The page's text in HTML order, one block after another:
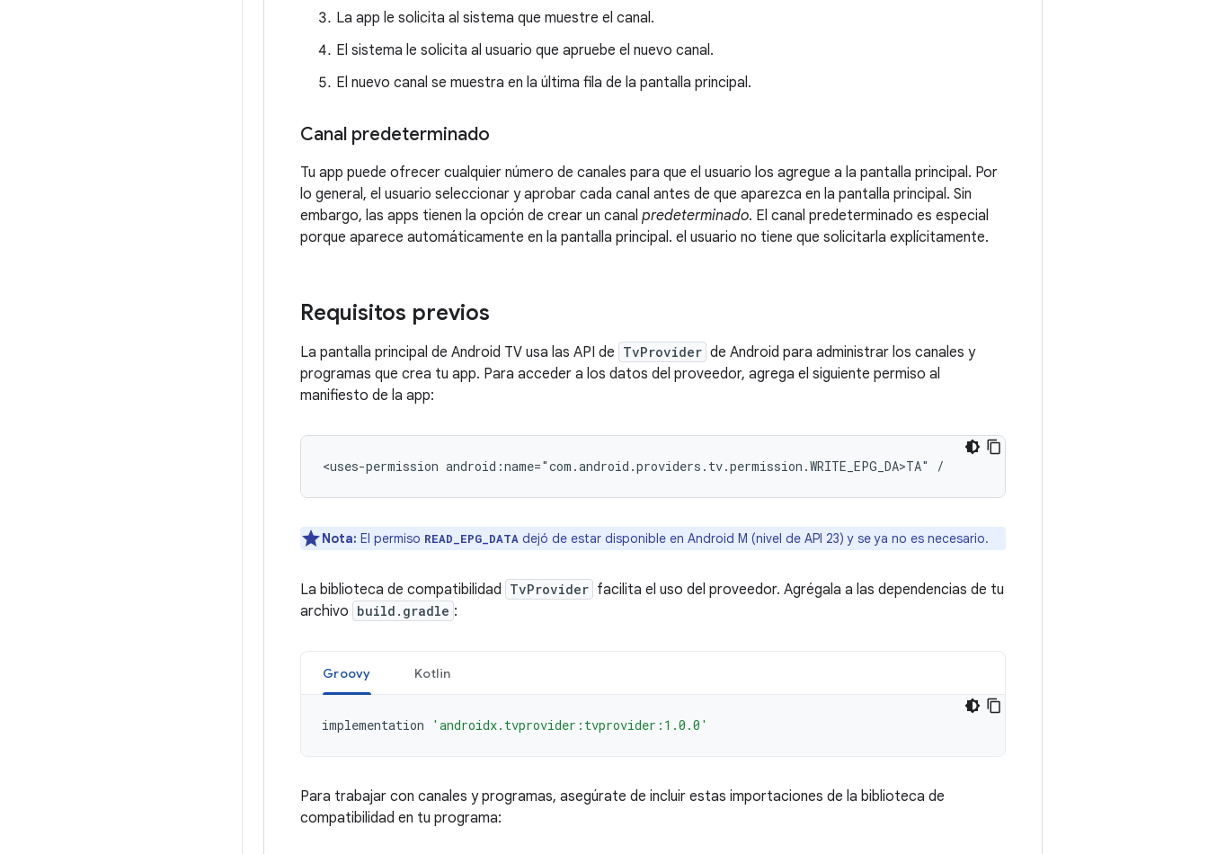
La app le solicita al sistema que muestre el canal.
El sistema le solicita al usuario que apruebe el nuevo canal.
El nuevo canal se muestra en la última fila de la pantalla principal.
Canal predeterminado
Tu app puede ofrecer cualquier número de canales para que el usuario los agregue a la pantalla principal. Por
lo general, el usuario seleccionar y aprobar cada canal antes de que aparezca en la pantalla principal. Sin
embargo, las apps tienen la opción de crear un canal predeterminado. El canal predeterminado es especial
porque aparece automáticamente en la pantalla principal. el usuario no tiene que solicitarla explícitamente.
Requisitos previos
La pantalla principal de Android TV usa las API de TvProvider de Android para administrar los canales y
programas que crea tu app. Para acceder a los datos del proveedor, agrega el siguiente permiso al
manifiesto de la app:
<uses-permission android:name="com.android.providers.tv.permission.WRITE_EPG_DA>TA"
Nota: El permiso READ_EPG_DATA dejó de estar disponible en Android M (nivel de API 23) y se ya no es necesario.
La biblioteca de compatibilidad TvProvider facilita el uso del proveedor. Agrégala a las dependencias de tu
archivo build.gradle :
Groovy Kotlin
implementation 'androidx.tvprovider:tvprovider:1.0.0'
Para trabajar con canales y programas, asegúrate de incluir estas importaciones de la biblioteca de
compatibilidad en tu programa: